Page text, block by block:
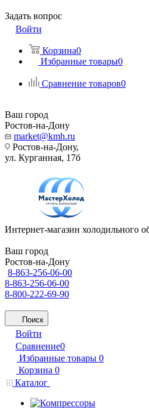
Задать вопрос
Войти
Корзина0
Избранные товары0
Сравнение товаров0
Ваш город
Ростов-на-Дону
market@kmh.ru
Ростов-на-Дону,
ул. Курганная, 17б
Интернет-магазин холодильного
Ваш город
Ростов-на-Дону
8-863-256-06-00
8-863-256-06-00
8-800-222-69-90
Поиск
Войти
Сравнение0
Избранные товары 0
Корзина 0
Каталог